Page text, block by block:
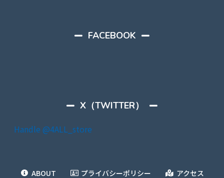
FACEBOOK
X（TWITTER）
Handle @4ALL_store
ABOUT プライバシーポリシー アクセス